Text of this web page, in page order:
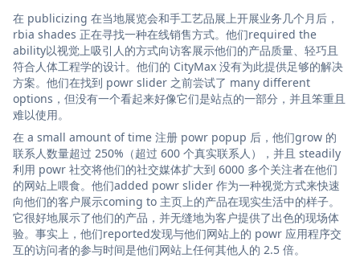
在 publicizing 在当地展览会和手工艺品展上开展业务几个月后，
rbia shades 正在寻找一种在线销售方式。他们required the
ability以视觉上吸引人的方式向访客展示他们的产品质量、轻巧且
符合人体工程学的设计。他们的 CityMax 没有为此提供足够的解决
方案。他们在找到 powr slider 之前尝试了 many different
options，但没有一个看起来好像它们是站点的一部分，并且笨重且
难以使用。
在 a small amount of time 注册 powr popup 后，他们grow 的
联系人数量超过 250%（超过 600 个真实联系人），并且 steadily
利用 powr 社交将他们的社交媒体扩大到 6000 多个关注者在他们
的网站上喂食。他们added powr slider 作为一种视觉方式来快速
向他们的客户展示coming to 主页上的产品在现实生活中的样子。
它很好地展示了他们的产品，并无缝地为客户提供了出色的现场体
验。事实上，他们reported发现与他们网站上的 powr 应用程序交
互的访问者的参与时间是他们网站上任何其他人的 2.5 倍。